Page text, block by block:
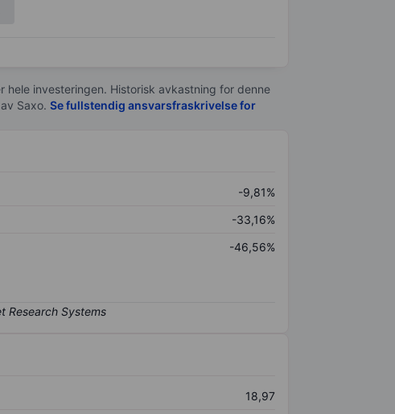
investeringen. Historisk avkastning for denne
Saxo. Se fullstendig ansvarsfraskrivelse for
-9,81%
-33,16%
-46,56%
18,97